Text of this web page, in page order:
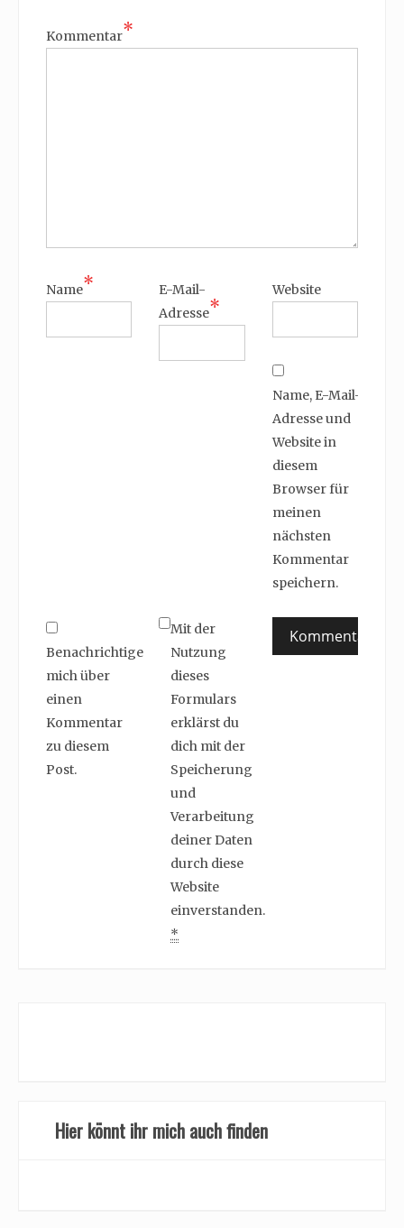
Kommentar*
Name*
E-Mail-
Adresse*
Website
Name, E-Mail-
Adresse und
Website in
diesem
Browser für
meinen
nächsten
Kommentar
speichern.
Benachrichtige
mich über
einen
Kommentar
zu diesem
Post.
Mit der
Nutzung
dieses
Formulars
erklärst du
dich mit der
Speicherung
und
Verarbeitung
deiner Daten
durch diese
Website
einverstanden.
*
Hier könnt ihr mich auch finden